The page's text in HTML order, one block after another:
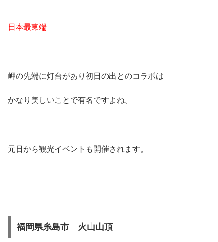
日本最東端
岬の先端に灯台があり初日の出とのコラボは
かなり美しいことで有名ですよね。
元日から観光イベントも開催されます。
福岡県糸島市 火山山頂